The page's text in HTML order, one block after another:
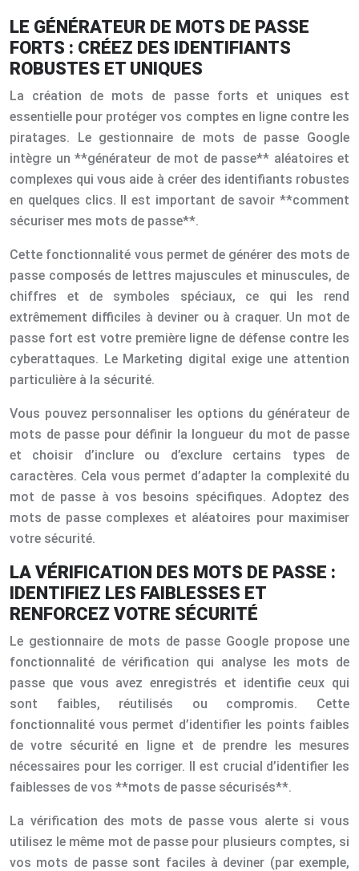
LE GÉNÉRATEUR DE MOTS DE PASSE
FORTS : CRÉEZ DES IDENTIFIANTS
ROBUSTES ET UNIQUES
La création de mots de passe forts et uniques est
essentielle pour protéger vos comptes en ligne contre les
piratages. Le gestionnaire de mots de passe Google
intègre un **générateur de mot de passe** aléatoires et
complexes qui vous aide à créer des identifiants robustes
en quelques clics. Il est important de savoir **comment
sécuriser mes mots de passe**.
Cette fonctionnalité vous permet de générer des mots de
passe composés de lettres majuscules et minuscules, de
chiffres et de symboles spéciaux, ce qui les rend
extrêmement difficiles à deviner ou à craquer. Un mot de
passe fort est votre première ligne de défense contre les
cyberattaques. Le Marketing digital exige une attention
particulière à la sécurité.
Vous pouvez personnaliser les options du générateur de
mots de passe pour définir la longueur du mot de passe
et choisir d’inclure ou d’exclure certains types de
caractères. Cela vous permet d’adapter la complexité du
mot de passe à vos besoins spécifiques. Adoptez des
mots de passe complexes et aléatoires pour maximiser
votre sécurité.
LA VÉRIFICATION DES MOTS DE PASSE :
IDENTIFIEZ LES FAIBLESSES ET
RENFORCEZ VOTRE SÉCURITÉ
Le gestionnaire de mots de passe Google propose une
fonctionnalité de vérification qui analyse les mots de
passe que vous avez enregistrés et identifie ceux qui
sont faibles, réutilisés ou compromis. Cette
fonctionnalité vous permet d’identifier les points faibles
de votre sécurité en ligne et de prendre les mesures
nécessaires pour les corriger. Il est crucial d’identifier les
faiblesses de vos **mots de passe sécurisés**.
La vérification des mots de passe vous alerte si vous
utilisez le même mot de passe pour plusieurs comptes, si
vos mots de passe sont faciles à deviner (par exemple,